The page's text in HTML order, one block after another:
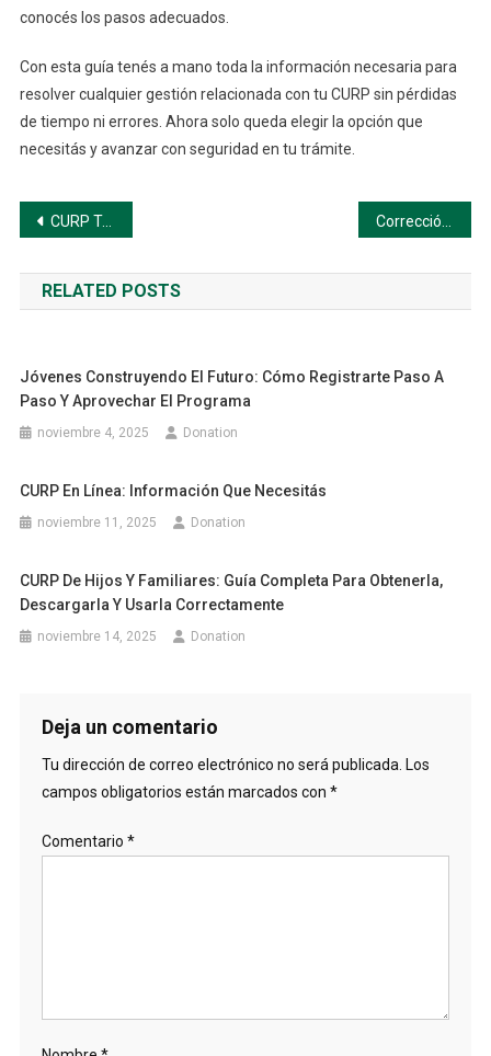
conocés los pasos adecuados.
Con esta guía tenés a mano toda la información necesaria para
resolver cualquier gestión relacionada con tu CURP sin pérdidas
de tiempo ni errores. Ahora solo queda elegir la opción que
necesitás y avanzar con seguridad en tu trámite.
Navegación
de
entradas
CURP Trámites Urgentes: Guía Completa
RELATED POSTS
Jóvenes Construyendo El Futuro: Cómo Registrarte Paso A
Paso Y Aprovechar El Programa
noviembre 4, 2025 Donation
CURP En Línea: Información Que Necesitás
noviembre 11, 2025 Donation
CURP De Hijos Y Familiares: Guía Completa Para Obtenerla,
Descargarla Y Usarla Correctamente
noviembre 14, 2025 Donation
Deja un comentario
Tu dirección de correo electrónico no será publicada. Los
campos obligatorios están marcados con *
Comentario *